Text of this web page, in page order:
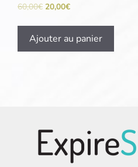
60,00€ 20,00€
Ajouter au panier